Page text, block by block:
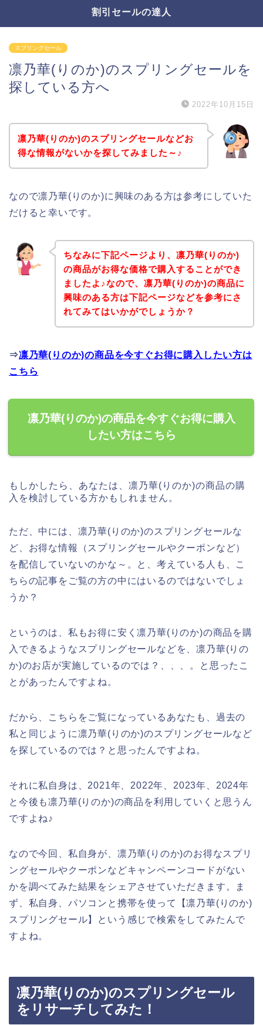
割引セールの達人
スプリングセール
凛乃華(りのか)のスプリングセールを
探している方へ
2022年10月15日
凛乃華(りのか)のスプリングセールなどお
得な情報がないかを探してみました～♪
なので凛乃華(りのか)に興味のある方は参考にしていた
だけると幸いです。
ちなみに下記ページより、凛乃華(りのか)
の商品がお得な価格で購入することができ
ましたよ♪なので、凛乃華(りのか)の商品に
興味のある方は下記ページなどを参考にさ
れてみてはいかがでしょうか？
⇒凛乃華(りのか)の商品を今すぐお得に購入したい方は
こちら
凛乃華(りのか)の商品を今すぐお得に購入
したい方はこちら
もしかしたら、あなたは、凛乃華(りのか)の商品の購
入を検討している方かもしれません。
ただ、中には、凛乃華(りのか)のスプリングセールな
ど、お得な情報（スプリングセールやクーポンなど）
を配信していないのかな～。と、考えている人も、こ
ちらの記事をご覧の方の中にはいるのではないでしょ
うか？
というのは、私もお得に安く凛乃華(りのか)の商品を購
入できるようなスプリングセールなどを、凛乃華(りの
か)のお店が実施しているのでは？、、、。と思ったこ
とがあったんですよね。
だから、こちらをご覧になっているあなたも、過去の
私と同じように凛乃華(りのか)のスプリングセールなど
を探しているのでは？と思ったんですよね。
それに私自身は、2021年、2022年、2023年、2024年
と今後も凛乃華(りのか)の商品を利用していくと思うん
ですよね♪
なので今回、私自身が、凛乃華(りのか)のお得なスプリ
ングセールやクーポンなどキャンペーンコードがない
かを調べてみた結果をシェアさせていただきます。ま
ず、私自身、パソコンと携帯を使って【凛乃華(りのか)
スプリングセール】という感じで検索をしてみたんで
すよね。
凛乃華(りのか)のスプリングセール
をリサーチしてみた！